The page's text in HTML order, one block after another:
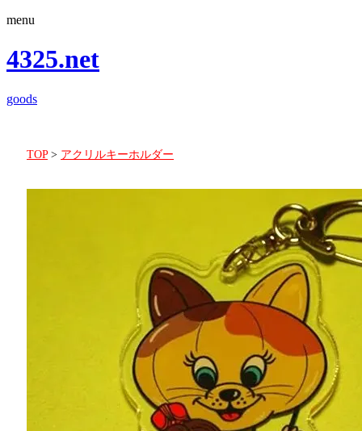
menu
4325.net
goods
TOP> アクリルキーホルダー